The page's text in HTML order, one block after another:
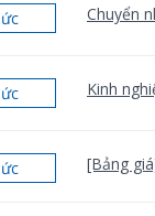
Chuyển
Kinh
[Bảng